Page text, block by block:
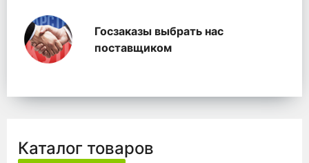
Госзаказы выбрать нас
поставщиком
Каталог товаров